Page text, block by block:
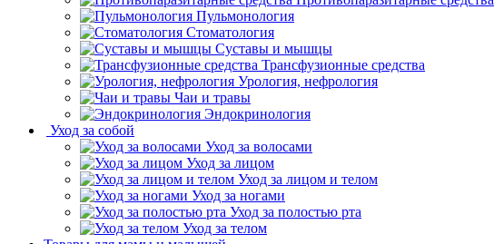
Пульмонология
Стоматология
Суставы и мышцы
Трансфузионные средства
Урология, нефрология
Чаи и травы
Эндокринология
Уход за собой
Уход за волосами
Уход за лицом
Уход за лицом и телом
Уход за ногами
Уход за полостью рта
Уход за телом